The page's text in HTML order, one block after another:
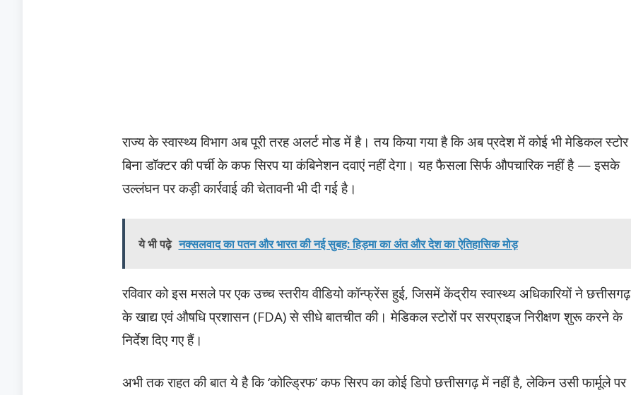
राज्य के स्वास्थ्य विभाग अब पूरी तरह अलर्ट मोड में है। तय किया गया है कि अब प्रदेश में कोई भी मेडिकल स्टोर
बिना डॉक्टर की पर्ची के कफ सिरप या कंबिनेशन दवाएं नहीं देगा। यह फैसला सिर्फ औपचारिक नहीं है — इसके
उल्लंघन पर कड़ी कार्रवाई की चेतावनी भी दी गई है।
ये भी पढ़े नक्सलवाद का पतन और भारत की नई सुबह: हिड़मा का अंत और देश का ऐतिहासिक मोड़
रविवार को इस मसले पर एक उच्च स्तरीय वीडियो कॉन्फ्रेंस हुई, जिसमें केंद्रीय स्वास्थ्य अधिकारियों ने छत्तीसगढ़
के खाद्य एवं औषधि प्रशासन (FDA) से सीधे बातचीत की। मेडिकल स्टोरों पर सरप्राइज निरीक्षण शुरू करने के
निर्देश दिए गए हैं।
अभी तक राहत की बात ये है कि ‘कोल्ड्रिफ’ कफ सिरप का कोई डिपो छत्तीसगढ़ में नहीं है, लेकिन उसी फार्मूले पर